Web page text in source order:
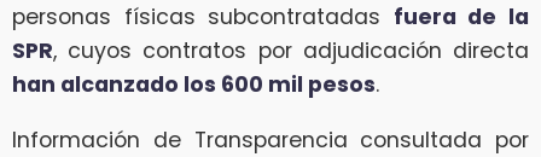
personas físicas subcontratadas fuera de la
SPR, cuyos contratos por adjudicación directa
han alcanzado los 600 mil pesos.
Información de Transparencia consultada por